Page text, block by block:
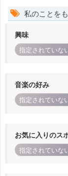
私のことを
興味
指定されていな
音楽の好み
指定されていな
お気に入りのス
指定されていな